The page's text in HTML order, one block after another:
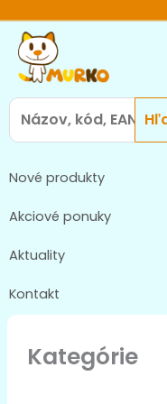
obsah
Search
for:
Nové produkty
Akciové ponuky
Aktuality
Kontakt
Kategórie